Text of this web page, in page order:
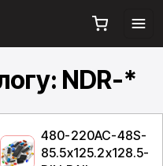
NDR-*
480-220AC-48S-
85.5x125.2x128.5-